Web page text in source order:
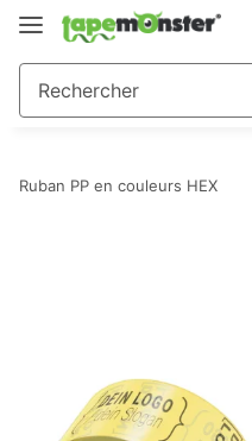
Ruban PP en couleurs HEX